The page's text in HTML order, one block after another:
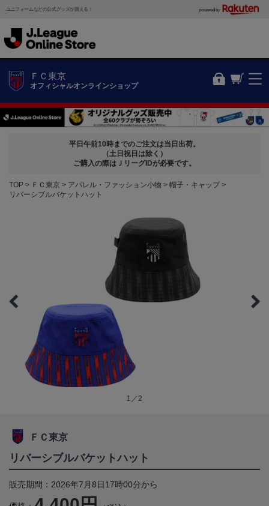
ユニフォームなどの公式グッズが買える！ powered by
ＦＣ東京
オフィシャルオンラインショップ
平日午前10時までのご注文は当日出荷。
（土日祝日は除く）
ご購入の際はＪリーグIDが必要です。
TOP ＦＣ東京 アパレル・ファッション小物
帽子・キャップ
リバーシブルバケットハット
1／2
ＦＣ東京
リバーシブルバケットハット
販売期間：2026年7月8日17時00分から